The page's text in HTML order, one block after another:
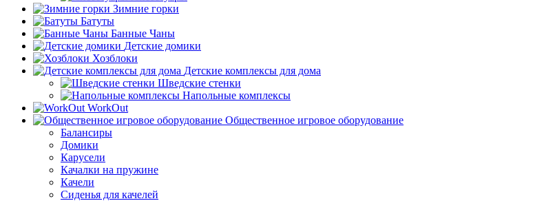
Зимние горки
Батуты
Банные Чаны
Детские домики
Хозблоки
Детские комплексы для дома
Шведские стенки
Напольные комплексы
WorkOut
Общественное игровое оборудование
Балансиры
Домики
Карусели
Качалки на пружине
Качели
Сиденья для качелей